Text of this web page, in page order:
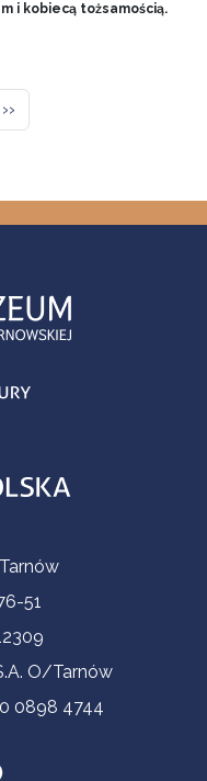
i kobiecą tożsamością.
Następna strona
››
51
O/Tarnów
0898 4744